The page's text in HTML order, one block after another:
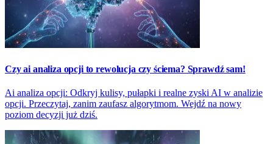
Czy ai analiza opcji to rewolucja czy ściema? Sprawdź sam!
Ai analiza opcji: Odkryj kulisy, pułapki i realne zyski AI w analizie
opcji. Przeczytaj, zanim zaufasz algorytmom. Wejdź na nowy
poziom decyzji już dziś.